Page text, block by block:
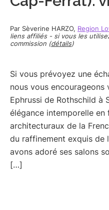
Par Sèverine HARZO, Region
liens affiliés - si vous les
commission (détails)
Si vous prévoyez une
nous vous
Ephrussi de Rothschild à
élégance intemporelle en
architecturaux de la
du raffinement exquis de
avons adoré ses salons
[…]